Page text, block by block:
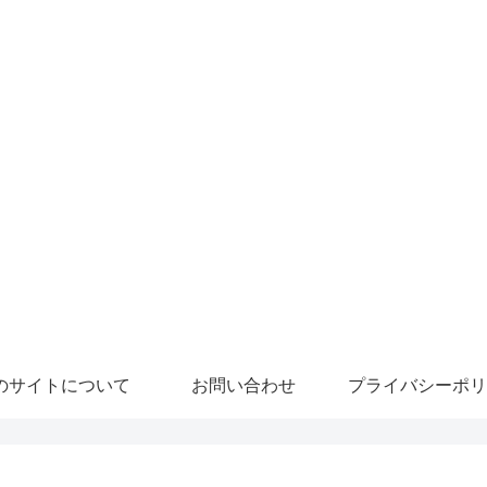
サイトについて お問い合わせ プライバシーポ